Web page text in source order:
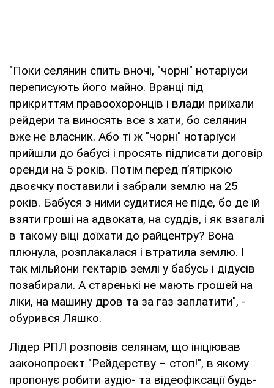
"Поки селянин спить вночі, "чорні" нотаріуси
переписують його майно. Вранці під
прикриттям правоохоронців і влади приїхали
рейдери та виносять все з хати, бо селянин
вже не власник. Або ті ж "чорні" нотаріуси
прийшли до бабусі і просять підписати договір
оренди на 5 років. Потім перед п’ятіркою
двоєчку поставили і забрали землю на 25
років. Бабуся з ними судитися не піде, бо де їй
взяти гроші на адвоката, на суддів, і як взагалі
в такому віці доїхати до райцентру? Вона
плюнула, розплакалася і втратила землю. І
так мільйони гектарів землі у бабусь і дідусів
позабирали. А старенькі не мають грошей на
ліки, на машину дров та за газ заплатити", -
обурився Ляшко.
Лідер РПЛ розповів селянам, що ініціював
законопроект "Рейдерству – стоп!", в якому
пропонує робити аудіо- та відеофіксації будь-